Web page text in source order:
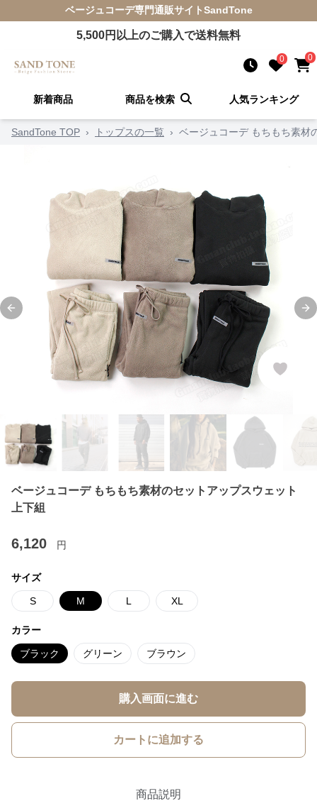
ベージュコーデ専門通販サイトSandTone
5,500円以上のご購入で送料無料
0 0
新着商品 商品を検索 人気ランキング
SandTone TOP › トップスの一覧 › ベージュコーデ もちもち素材
Previous slide
ベージュコーデ もちもち素材のセットアップスウェット
上下組
6,120 円
サイズ
S M L XL
カラー
ブラック グリーン ブラウン
購入画面に進む
カートに追加する
商品説明